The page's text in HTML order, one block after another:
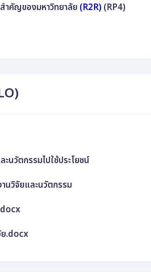
ำคัญของมหาวิทยาลัย(R2R)(RP4)
นวัตกรรมไปใช้ประโยชน์
นวิจัยและนวัตกรรม
.docx